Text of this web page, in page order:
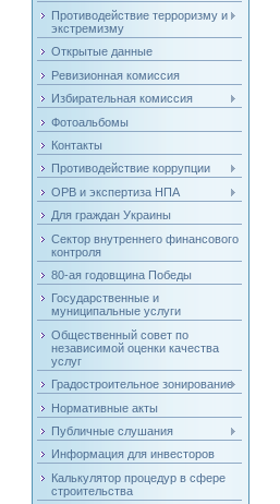
Противодействие терроризму и
экстремизму
Открытые данные
Ревизионная комиссия
Избирательная комиссия
Фотоальбомы
Контакты
Противодействие коррупции
ОРВ и экспертиза НПА
Для граждан Украины
Сектор внутреннего финансового
контроля
80-ая годовщина Победы
Государственные и
муниципальные услуги
Общественный совет по
независимой оценки качества
услуг
Градостроительное зонирование
Нормативные акты
Публичные слушания
Информация для инвесторов
Калькулятор процедур в сфере
строительства